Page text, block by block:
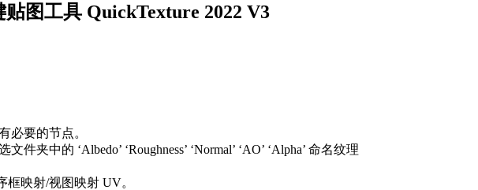
图工具 QuickTexture 2022 V3
必要的节点。
夹中的 ‘Albedo’ ‘Roughness’ ‘Normal’ ‘AO’ ‘Alpha’ 命名纹理
映射/视图映射 UV。